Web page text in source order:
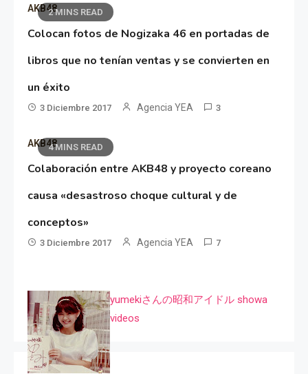
2 MINS READ
AKB48
Colocan fotos de Nogizaka 46 en portadas de
libros que no tenían ventas y se convierten en
un éxito
3 Diciembre 2017 Agencia YEA 3
4 MINS READ
AKB48
Colaboración entre AKB48 y proyecto coreano
causa «desastroso choque cultural y de
conceptos»
3 Diciembre 2017 Agencia YEA 7
yumekiさんの昭和アイドル showa
videos